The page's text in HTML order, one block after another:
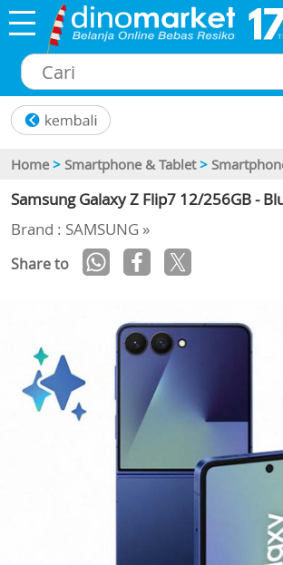
Home > Smartphone & Tablet >
Samsung Galaxy Z Flip7 12/256GB -
Brand : SAMSUNG »
Share to